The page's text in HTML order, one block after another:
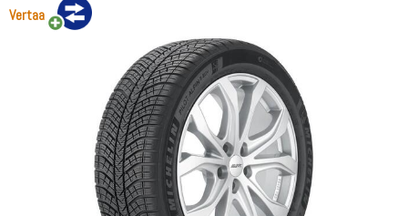
Vertaa